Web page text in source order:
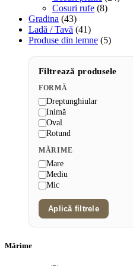
Cosuri rufe (8)
Gradina (43)
Ladă / Tavă (41)
Produse din lemne (5)
Filtrează produsele
FORMĂ
Dreptunghiular
Inimă
Oval
Rotund
MĂRIME
Mare
Mediu
Mic
Aplică filtrele
Mărime